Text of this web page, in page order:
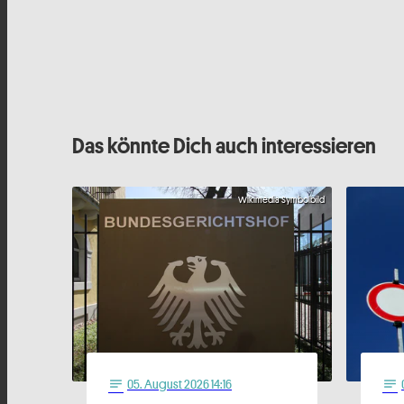
Das könnte Dich auch interessieren
Wikimedia Symbolbild
notes 05. August 2026 14:16 notes